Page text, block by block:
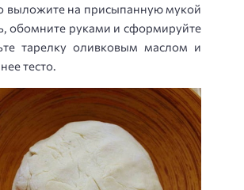
выложите на присыпанную мукой
обомните руками и сформируйте
тарелку оливковым маслом и
тесто.